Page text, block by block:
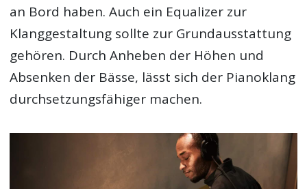
an Bord haben. Auch ein Equalizer zur
Klanggestaltung sollte zur Grundausstattung
gehören. Durch Anheben der Höhen und
Absenken der Bässe, lässt sich der Pianoklang
durchsetzungsfähiger machen.